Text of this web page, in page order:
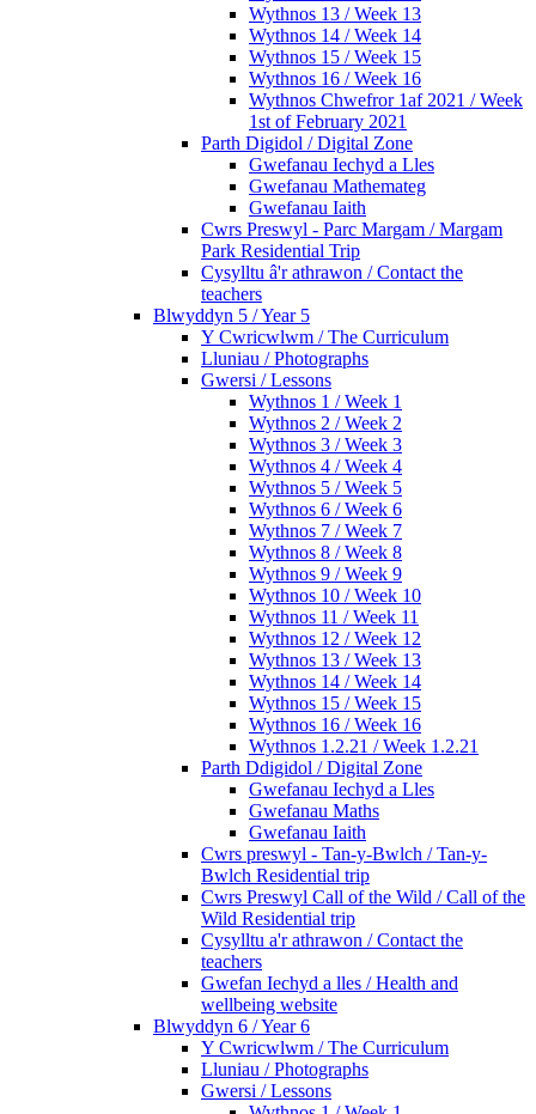
Wythnos 13 / Week 13
Wythnos 14 / Week 14
Wythnos 15 / Week 15
Wythnos 16 / Week 16
Wythnos Chwefror 1af 2021 / Week
1st of February 2021
Parth Digidol / Digital Zone
Gwefanau Iechyd a Lles
Gwefanau Mathemateg
Gwefanau Iaith
Cwrs Preswyl - Parc Margam / Margam
Park Residential Trip
Cysylltu â'r athrawon / Contact the
teachers
Blwyddyn 5 / Year 5
Y Cwricwlwm / The Curriculum
Lluniau / Photographs
Gwersi / Lessons
Wythnos 1 / Week 1
Wythnos 2 / Week 2
Wythnos 3 / Week 3
Wythnos 4 / Week 4
Wythnos 5 / Week 5
Wythnos 6 / Week 6
Wythnos 7 / Week 7
Wythnos 8 / Week 8
Wythnos 9 / Week 9
Wythnos 10 / Week 10
Wythnos 11 / Week 11
Wythnos 12 / Week 12
Wythnos 13 / Week 13
Wythnos 14 / Week 14
Wythnos 15 / Week 15
Wythnos 16 / Week 16
Wythnos 1.2.21 / Week 1.2.21
Parth Ddigidol / Digital Zone
Gwefanau Iechyd a Lles
Gwefanau Maths
Gwefanau Iaith
Cwrs preswyl - Tan-y-Bwlch / Tan-y-
Bwlch Residential trip
Cwrs Preswyl Call of the Wild / Call of the
Wild Residential trip
Cysylltu a'r athrawon / Contact the
teachers
Gwefan Iechyd a lles / Health and
wellbeing website
Blwyddyn 6 / Year 6
Y Cwricwlwm / The Curriculum
Lluniau / Photographs
Gwersi / Lessons